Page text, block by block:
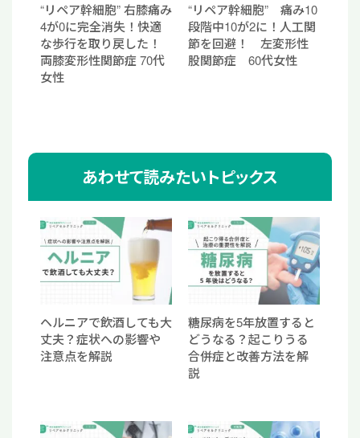
“リペア幹細胞” 右膝痛み
4が0に完全消失！快適
な歩行を取り戻した！
両膝変形性関節症 70代
女性
“リペア幹細胞” 痛み10
段階中10が2に！人工関
節を回避！ 左変形性
股関節症 60代女性
あわせて読みたいトピックス
ヘルニアで飲酒しても大
丈夫？症状への影響や
注意点を解説
糖尿病を5年放置すると
どうなる？起こりうる
合併症と改善方法を解
説